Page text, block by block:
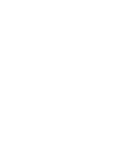
серия